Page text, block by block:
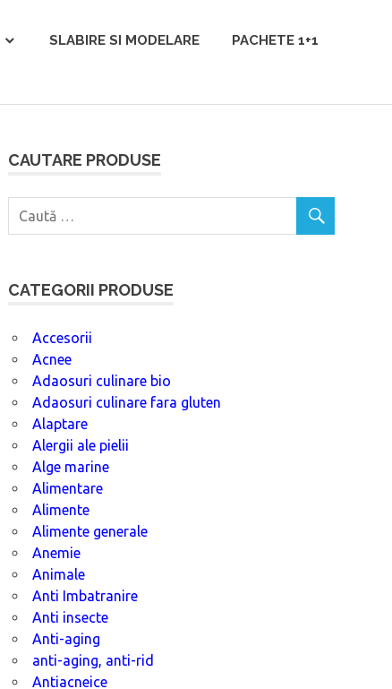
SLABIRE SI MODELARE PACHETE 1+1
CAUTARE PRODUSE
CATEGORII PRODUSE
Accesorii
Acnee
Adaosuri culinare bio
Adaosuri culinare fara gluten
Alaptare
Alergii ale pielii
Alge marine
Alimentare
Alimente
Alimente generale
Anemie
Animale
Anti Imbatranire
Anti insecte
Anti-aging
anti-aging, anti-rid
Antiacneice